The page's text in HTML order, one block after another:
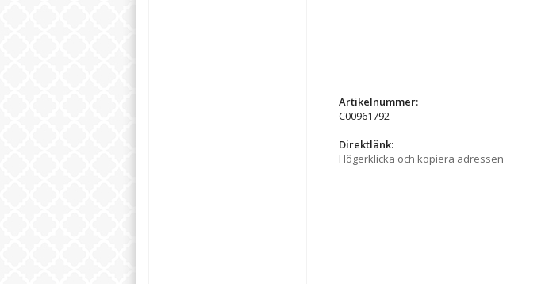
Artikelnummer:
C00961792
Direktlänk:
Högerklicka och kopiera adressen